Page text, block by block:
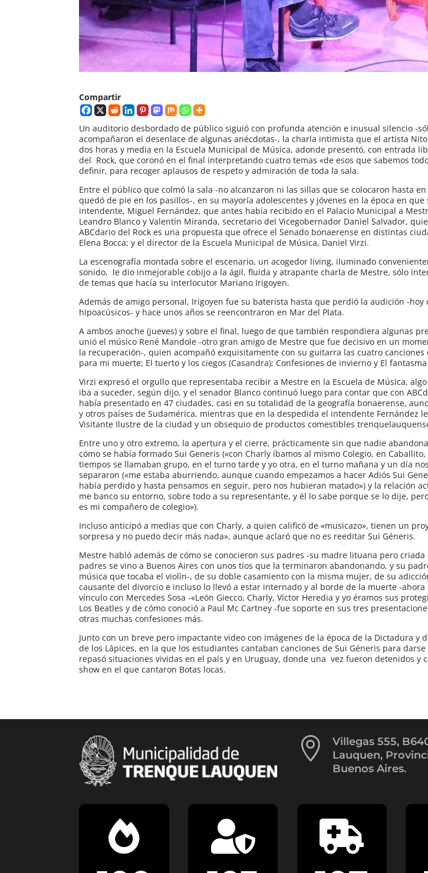
Compartir
Un auditorio desbordado de público siguió con profunda atención e inusual silencio -
acompañaron el desenlace de algunas anécdotas-, la charla intimista que el artista
dos horas y media en la Escuela Municipal de Música, adonde presentó, con entrada
del Rock, que coronó en el final interpretando cuatro temas «de esos que sabemos
definir, para recoger aplausos de respeto y admiración de toda la sala.
Entre el público que colmó la sala -no alcanzaron ni las sillas que se colocaron hasta
quedó de pie en los pasillos-, en su mayoría adolescentes y jóvenes en la época en
intendente, Miguel Fernández, que antes había recibido en el Palacio Municipal a
Leandro Blanco y Valentín Miranda, secretario del Vicegobernador Daniel Salvador,
ABCdario del Rock es una propuesta que ofrece el Senado bonaerense en distintas
Elena Bocca; y el director de la Escuela Municipal de Música, Daniel Virzi.
La escenografía montada sobre el escenario, un acogedor living, iluminado
sonido, le dio inmejorable cobijo a la ágil, fluida y atrapante charla de Mestre, sólo
de temas que hacía su interlocutor Mariano Irigoyen.
Además de amigo personal, Irigoyen fue su baterista hasta que perdió la audición -hoy
hipoacúsicos- y hace unos años se reencontraron en Mar del Plata.
A ambos anoche (jueves) y sobre el final, luego de que también respondiera algunas
unió el músico René Mandole -otro gran amigo de Mestre que fue decisivo en un
la recuperación-, quien acompañó exquisitamente con su guitarra las cuatro
para mi muerte; El tuerto y los ciegos (Casandra); Confesiones de invierno y El
Virzi expresó el orgullo que representaba recibir a Mestre en la Escuela de Música,
iba a suceder, según dijo, y el senador Blanco continuó luego para contar que con
había presentado en 47 ciudades, casi en su totalidad de la geografía bonaerense,
y otros países de Sudamérica, mientras que en la despedida el intendente Fernández
Visitante Ilustre de la ciudad y un obsequio de productos comestibles
Entre uno y otro extremo, la apertura y el cierre, prácticamente sin que nadie
cómo se había formado Sui Generis («con Charly íbamos al mismo Colegio, en
tiempos se llamaban grupo, en el turno tarde y yo otra, en el turno mañana y un día
separaron («me estaba aburriendo, aunque cuando empezamos a hacer Adiós Sui
había perdido y hasta pensamos en seguir, pero nos hubieran matado») y la relación
me banco su entorno, sobre todo a su representante, y él lo sabe porque se lo dije,
es mi compañero de colegio»).
Incluso anticipó a medias que con Charly, a quien calificó de «musicazo», tienen un
sorpresa y no puedo decir más nada», aunque aclaró que no es reeditar Sui Géneris.
Mestre habló además de cómo se conocieron sus padres -su madre lituana pero
padres se vino a Buenos Aires con unos tíos que la terminaron abandonando, y su
música que tocaba el violìn-, de su doble casamiento con la misma mujer, de su
causante del divorcio e incluso lo llevó a estar internado y al borde de la muerte -
vínculo con Mercedes Sosa -«León Giecco, Charly, Víctor Heredia y yo éramos sus
Los Beatles y de cómo conoció a Paul Mc Cartney -fue soporte en sus tres
otras muchas confesiones más.
Junto con un breve pero impactante video con imágenes de la época de la Dictadura y
de los Lápices, en la que los estudiantes cantaban canciones de Sui Géneris para
repasó situaciones vividas en el país y en Uruguay, donde una vez fueron detenidos y
show en el que cantaron Botas locas.

Villegas 555,
Lauquen,
Buenos Aires.
  